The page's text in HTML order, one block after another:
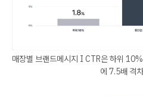
매장별 브랜드메시지 I CTR은 하위
에 7.5배 격